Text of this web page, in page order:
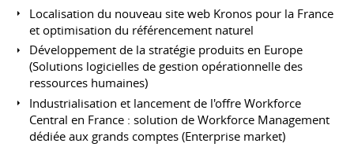
Localisation du nouveau site web Kronos pour la France
et optimisation du référencement naturel
Développement de la stratégie produits en Europe
(Solutions logicielles de gestion opérationnelle des
ressources humaines)
Industrialisation et lancement de l'offre Workforce
Central en France : solution de Workforce Management
dédiée aux grands comptes (Enterprise market)